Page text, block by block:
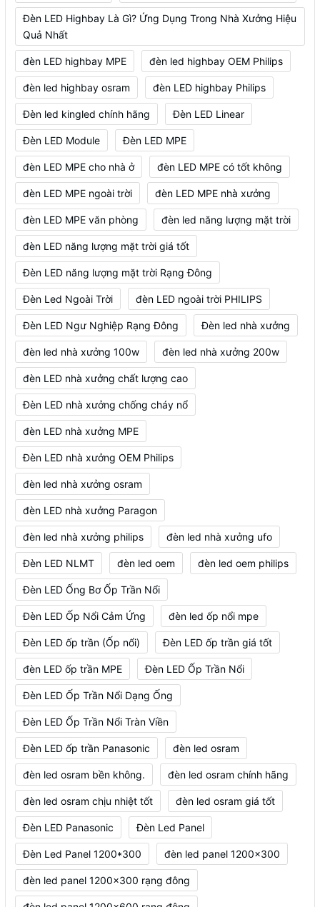
Đèn LED Highbay Là Gì? Ứng Dụng Trong Nhà Xưởng Hiệu
Quả Nhất
đèn LED highbay MPE đèn led highbay OEM Philips
đèn led highbay osram đèn LED highbay Philips
Đèn led kingled chính hãng Đèn LED Linear
Đèn LED Module Đèn LED MPE
đèn LED MPE cho nhà ở đèn LED MPE có tốt không
đèn LED MPE ngoài trời đèn LED MPE nhà xưởng
đèn LED MPE văn phòng đèn led năng lượng mặt trời
đèn LED năng lượng mặt trời giá tốt
Đèn LED năng lượng mặt trời Rạng Đông
Đèn Led Ngoài Trời đèn LED ngoài trời PHILIPS
Đèn LED Ngư Nghiệp Rạng Đông Đèn led nhà xưởng
đèn led nhà xưởng 100w đèn led nhà xưởng 200w
đèn LED nhà xưởng chất lượng cao
Đèn LED nhà xưởng chống cháy nổ
đèn LED nhà xưởng MPE
Đèn LED nhà xưởng OEM Philips
đèn led nhà xưởng osram
đèn LED nhà xưởng Paragon
đèn led nhà xưởng philips đèn led nhà xưởng ufo
Đèn LED NLMT đèn led oem đèn led oem philips
Đèn LED Ống Bơ Ốp Trần Nổi
Đèn LED Ốp Nổi Cảm Ứng đèn led ốp nổi mpe
Đèn LED ốp trần (Ốp nổi) Đèn LED ốp trần giá tốt
đèn LED ốp trần MPE Đèn LED Ốp Trần Nổi
Đèn LED Ốp Trần Nổi Dạng Ống
Đèn LED Ốp Trần Nổi Tràn Viền
Đèn LED ốp trần Panasonic đèn led osram
đèn led osram bền không. đèn led osram chính hãng
đèn led osram chịu nhiệt tốt đèn led osram giá tốt
Đèn LED Panasonic Đèn Led Panel
Đèn Led Panel 1200*300 đèn led panel 1200x300
đèn led panel 1200x300 rạng đông